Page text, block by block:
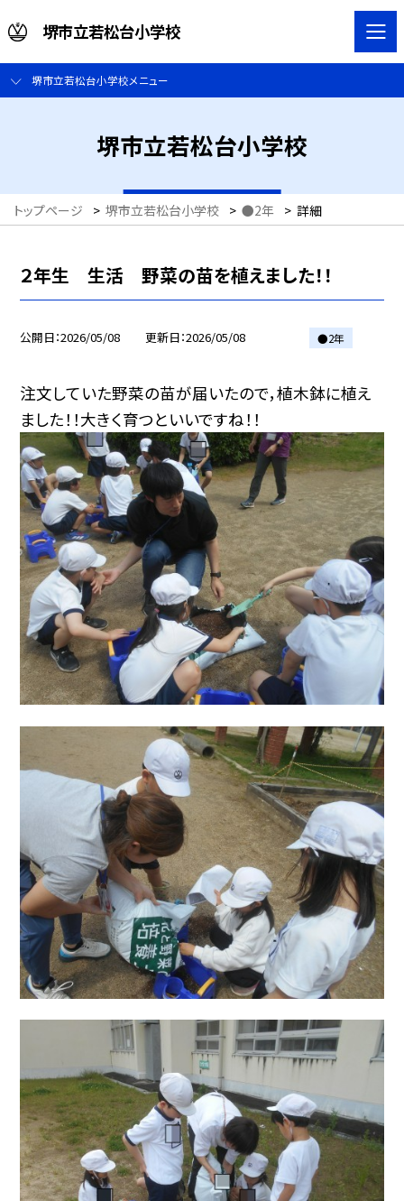
堺市立若松台小学校
堺市立若松台小学校メニュー
堺市立若松台小学校
トップページ > 堺市立若松台小学校 > ●2年 > 詳細
２年生 生活 野菜の苗を植えました！！
公開日 2026/05/08 更新日 2026/05/08 ●2年
注文していた野菜の苗が届いたので，植木鉢に植え
ました！！大きく育つといいですね！！